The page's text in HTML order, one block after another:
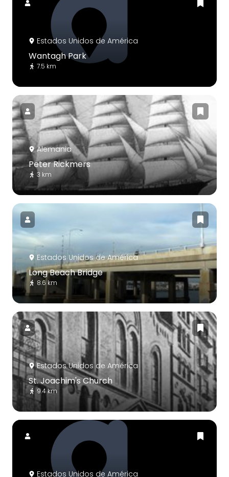
Estados Unidos de América
Wantagh Park
7.5 km
Alemania
Peter Rickmers
3 km
Estados Unidos de América
Long Beach Bridge
8.6 km
Estados Unidos de América
St. Joachim's Church
9.4 km
Estados Unidos de América